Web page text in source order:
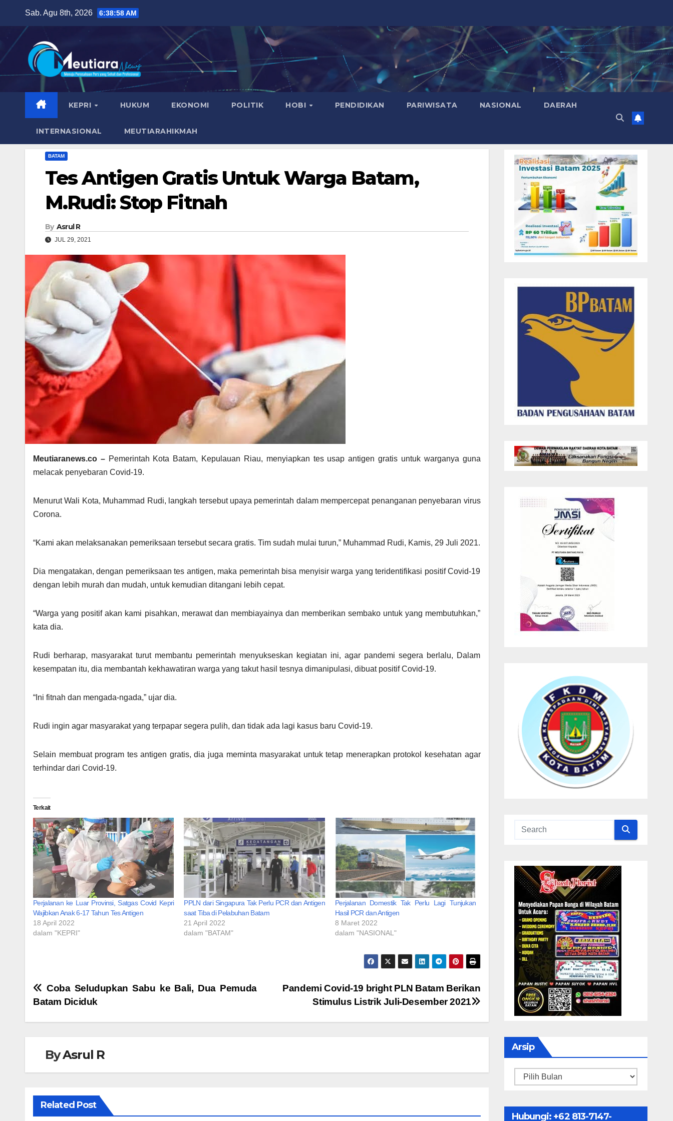
content
Sab. Agu 8th, 2026 6:38:59 AM
KEPRI HUKUM EKONOMI POLITIK HOBI PENDIDIKAN PARIWISATA NASIONAL DAERAH
INTERNASIONAL MEUTIARAHIKMAH
BATAM
Tes Antigen Gratis Untuk Warga Batam,
M.Rudi: Stop Fitnah
By Asrul R
JUL 29, 2021
Meutiaranews.co – Pemerintah Kota Batam, Kepulauan Riau, menyiapkan tes usap antigen gratis untuk warganya guna
melacak penyebaran Covid-19.
Menurut Wali Kota, Muhammad Rudi, langkah tersebut upaya pemerintah dalam mempercepat penanganan penyebaran virus
Corona.
“Kami akan melaksanakan pemeriksaan tersebut secara gratis. Tim sudah mulai turun,” Muhammad Rudi, Kamis, 29 Juli 2021.
Dia mengatakan, dengan pemeriksaan tes antigen, maka pemerintah bisa menyisir warga yang teridentifikasi positif Covid-19
dengan lebih murah dan mudah, untuk kemudian ditangani lebih cepat.
“Warga yang positif akan kami pisahkan, merawat dan membiayainya dan memberikan sembako untuk yang membutuhkan,”
kata dia.
Rudi berharap, masyarakat turut membantu pemerintah menyukseskan kegiatan ini, agar pandemi segera berlalu, Dalam
kesempatan itu, dia membantah kekhawatiran warga yang takut hasil tesnya dimanipulasi, dibuat positif Covid-19.
“Ini fitnah dan mengada-ngada,” ujar dia.
Rudi ingin agar masyarakat yang terpapar segera pulih, dan tidak ada lagi kasus baru Covid-19.
Selain membuat program tes antigen gratis, dia juga meminta masyarakat untuk tetap menerapkan protokol kesehatan agar
terhindar dari Covid-19.
Terkait
Perjalanan ke Luar Provinsi, Satgas Covid Kepri
Wajibkan Anak 6-17 Tahun Tes Antigen
18 April 2022
dalam "KEPRI"
PPLN dari Singapura Tak Perlu PCR dan Antigen
saat Tiba di Pelabuhan Batam
21 April 2022
dalam "BATAM"
Perjalanan Domestik Tak Perlu Lagi Tunjukan
Hasil PCR dan Antigen
8 Maret 2022
dalam "NASIONAL"
Navigasi
Pandemi Covid-19 bright PLN Batam Berikan
Stimulus Listrik Juli-Desember 2021
Coba Seludupkan Sabu ke Bali, Dua Pemuda
Batam Diciduk
ByAsrul R
Related Post
Arsip
Arsip
Hubungi: ‪+62 813-7147-